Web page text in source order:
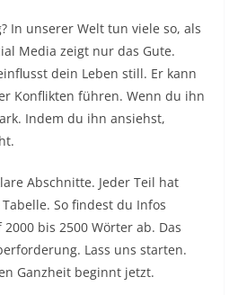
In unserer Welt tun viele so, als
Media zeigt nur das Gute.
dein Leben still. Er kann
Konflikten führen. Wenn du ihn
Indem du ihn ansiehst,
Abschnitte. Jeder Teil hat
So findest du Infos
bis 2500 Wörter ab. Das
Lass uns starten.
Ganzheit beginnt jetzt.​